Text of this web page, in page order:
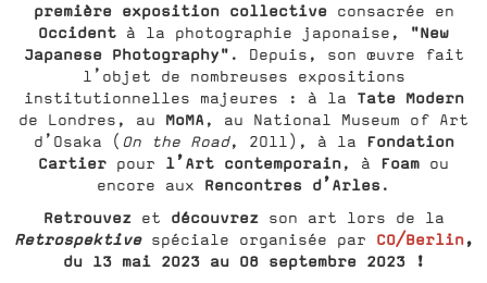
première exposition collectiveconsacrée en
Occident à la photographie japonaise,
"New
Japanese Photography" . Depuis, son œuvre fait
l’objet de nombreuses expositions
institutionnelles majeures : à la Tate Modern
de Londres, au MoMA , au National Museum of Art
d’Osaka ( On the Road, 2011), à la Fondation
Cartier
pour l’Art contemporain, à Foam ou
encore aux Rencontres d’Arles.
Retrouvez et découvrez son art lors de la
Retrospektive spéciale organisée par CO/Berlin,
du 13 mai 2023 au 08 septembre 2023 !